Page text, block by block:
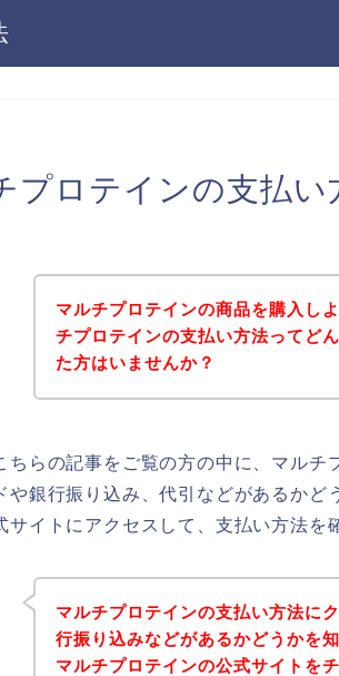
プロテインの支払
マルチプロテインの商品を購入し
チプロテインの支払い方法ってど
た方はいませんか？
ちらの記事をご覧の方の中に、マル
や銀行振り込み、代引などがあるかど
サイトにアクセスして、支払い方法を
マルチプロテインの支払い方法に
行振り込みなどがあるかどうかを
マルチプロテインの公式サイトを